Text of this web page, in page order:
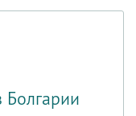
Болгарии